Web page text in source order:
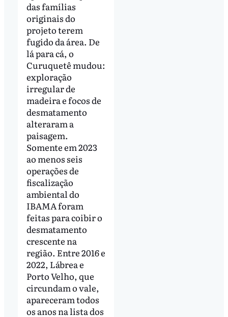
das famílias
originais do
projeto terem
fugido da área. De
lá para cá, o
Curuquetê mudou:
exploração
irregular de
madeira e focos de
desmatamento
alteraram a
paisagem.
Somente em 2023
ao menos seis
operações de
fiscalização
ambiental do
IBAMA foram
feitas para coibir o
desmatamento
crescente na
região. Entre 2016 e
2022, Lábrea e
Porto Velho, que
circundam o vale,
apareceram todos
os anos na lista dos